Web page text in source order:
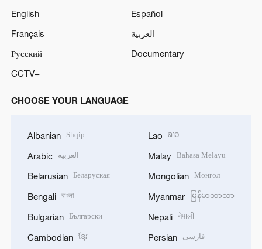
English
Español
Français
العربية
Русский
Documentary
CCTV+
CHOOSE YOUR LANGUAGE
Albanian Shqip
Arabic العربية
Belarusian Беларуская
Bengali বাংলা
Bulgarian Български
Cambodian ខ្មែរ
Lao ລາວ
Malay Bahasa Melayu
Mongolian Монгол
Myanmar မြန်မာဘာသာ
Nepali नेपाली
Persian فارسی